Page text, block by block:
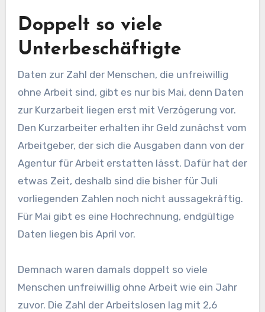
Doppelt so viele
Unterbeschäftigte
Daten zur Zahl der Menschen, die unfreiwillig
ohne Arbeit sind, gibt es nur bis Mai, denn Daten
zur Kurzarbeit liegen erst mit Verzögerung vor.
Den Kurzarbeiter erhalten ihr Geld zunächst vom
Arbeitgeber, der sich die Ausgaben dann von der
Agentur für Arbeit erstatten lässt. Dafür hat der
etwas Zeit, deshalb sind die bisher für Juli
vorliegenden Zahlen noch nicht aussagekräftig.
Für Mai gibt es eine Hochrechnung, endgültige
Daten liegen bis April vor.
Demnach waren damals doppelt so viele
Menschen unfreiwillig ohne Arbeit wie ein Jahr
zuvor. Die Zahl der Arbeitslosen lag mit 2,6